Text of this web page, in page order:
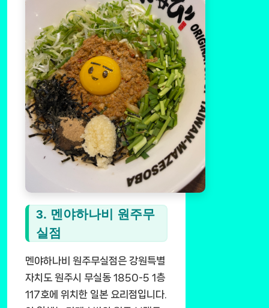
3. 멘야하나비 원주무
실점
멘야하나비 원주무실점은 강원특별
자치도 원주시 무실동 1850-5 1층
117호에 위치한 일본 요리점입니다.